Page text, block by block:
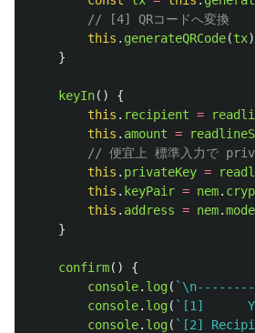
// [4] QRコードへ変換
this . generateQRCode(tx
}
keyIn()
{
this . recipient =
this . amount =
// 便宜上 標準入力で
this . privateKey =
this . keyPair = nem.
this . address = nem.
}
confirm()
{
console. log(
console. log( `[1]
console. log( `[2]